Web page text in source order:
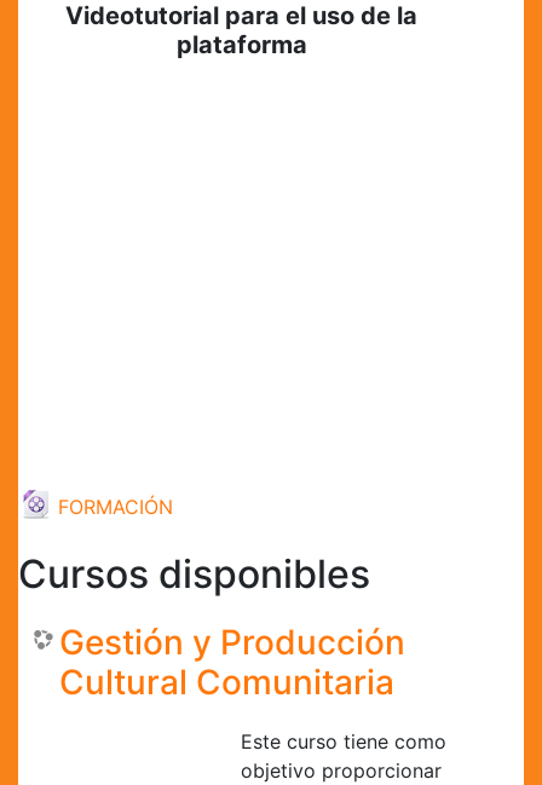
Videotutorial para el uso de la
plataforma
FORMACIÓN
URL
Cursos disponibles
Gestión y Producción
Cultural Comunitaria
Este curso tiene como
objetivo proporcionar